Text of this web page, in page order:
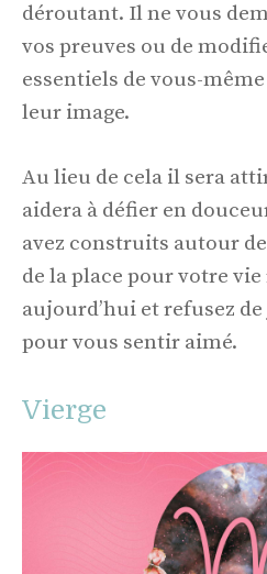
déroutant. Il ne vous
vos preuves ou de
essentiels de vous-
leur image.
Au lieu de cela il sera
aidera à défier en
avez construits autour
de la place pour votre
aujourd’hui et refusez
pour vous sentir aimé.
Vierge